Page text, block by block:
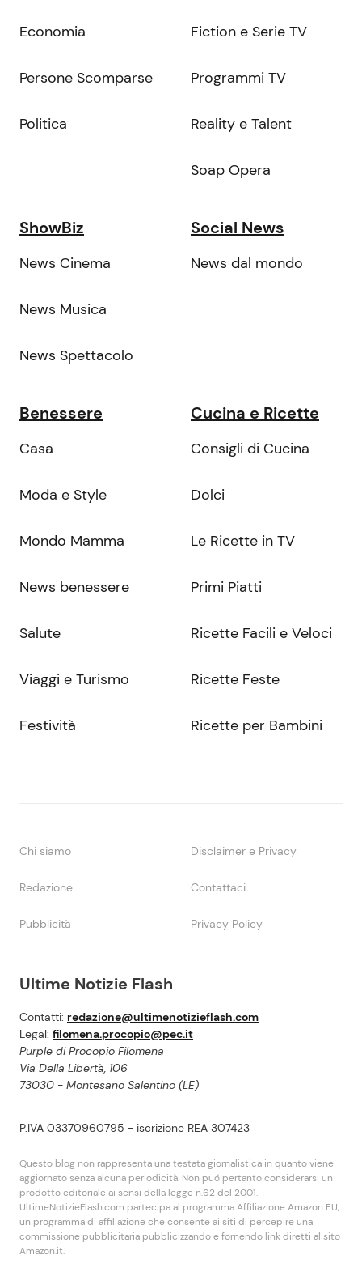
Ultime Notizie Flash
Contatti: redazione@ultimenotizieflash.com
Legal: filomena.procopio@pec.it
Purple di Procopio Filomena
Via Della Libertà, 106
73030 - Montesano Salentino (LE)
P.IVA 03370960795 - iscrizione REA 307423
Questo blog non rappresenta una testata giornalistica in quanto viene
aggiornato senza alcuna periodicità. Non puó pertanto considerarsi un
prodotto editoriale ai sensi della legge n.62 del 2001.
UltimeNotizieFlash.com partecipa al programma Affiliazione Amazon EU,
un programma di affiliazione che consente ai siti di percepire una
commissione pubblicitaria pubblicizzando e fornendo link diretti al sito
Amazon.it.
Economia
Persone Scomparse
Politica
Fiction e Serie TV
Programmi TV
Reality e Talent
Soap Opera
ShowBiz
News Cinema
News Musica
News Spettacolo
Social News
News dal mondo
Benessere
Casa
Moda e Style
Mondo Mamma
News benessere
Salute
Viaggi e Turismo
Festività
Cucina e Ricette
Consigli di Cucina
Dolci
Le Ricette in TV
Primi Piatti
Ricette Facili e Veloci
Ricette Feste
Ricette per Bambini
Chi siamo Disclaimer e Privacy
Redazione Contattaci
Pubblicità Privacy Policy